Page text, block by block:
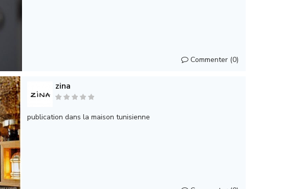
Commenter (0)
zina
publication dans la maison tunisienne